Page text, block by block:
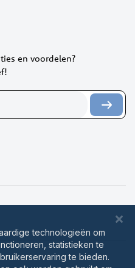
en voordelen?
technologieën om
statistieken te
te bieden.